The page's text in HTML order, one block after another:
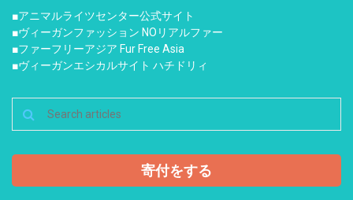
■アニマルライツセンター公式サイト
■ヴィーガンファッション NOリアルファー
■ファーフリーアジア Fur Free Asia
■ヴィーガンエシカルサイト ハチドリィ
寄付をする